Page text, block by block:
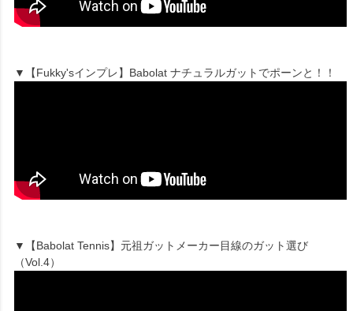
▼【Fukky'sインプレ】Babolat ナチュラルガットでポーンと！！
▼【Babolat Tennis】元祖ガットメーカー目線のガット選び
（Vol.4）